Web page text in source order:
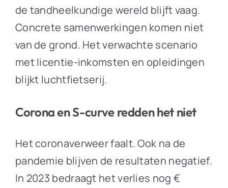
de tandheelkundige wereld blijft vaag.
Concrete samenwerkingen komen niet
van de grond. Het verwachte scenario
met licentie-inkomsten en opleidingen
blijkt luchtfietserij.
Corona en S-curve redden het niet
Het coronaverweer faalt. Ook na de
pandemie blijven de resultaten negatief.
In 2023 bedraagt het verlies nog €